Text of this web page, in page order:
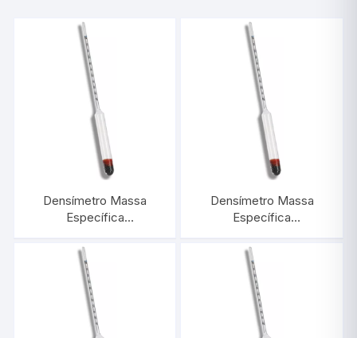
Densímetro Massa
Específica
INCOTERM 5597
Densímetro Massa
Específica
INCOTERM 5588